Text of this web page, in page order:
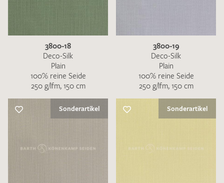
3800-18
Deco-Silk
Plain
100% reine Seide
250 g/lfm, 150 cm
3800-19
Deco-Silk
Plain
100% reine Seide
250 g/lfm, 150 cm
Sonderartikel Sonderartikel